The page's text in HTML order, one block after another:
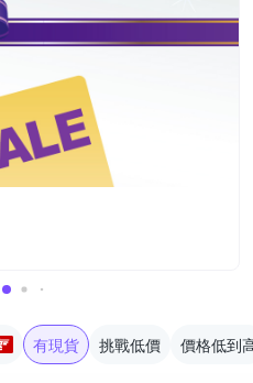
有現貨 挑戰低價 價格低到